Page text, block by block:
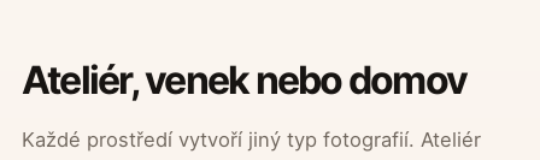
Ateliér, venek nebo domov
Každé prostředí vytvoří jiný typ fotografií. Ateliér